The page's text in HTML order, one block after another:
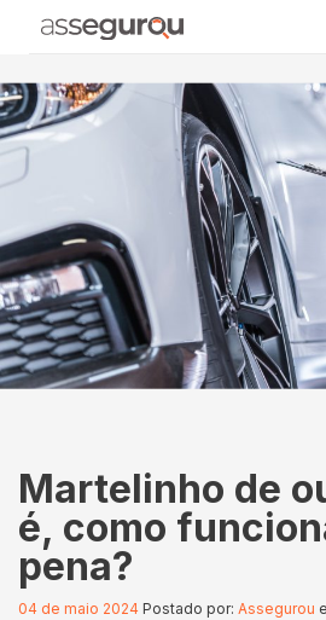
Martelinho de
é, como
pena?
04 de maio 2024 Postado por: Assegurou